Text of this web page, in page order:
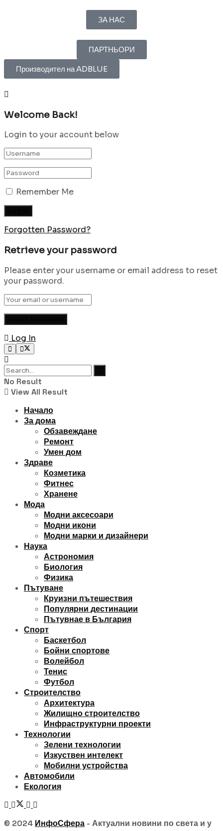
ЗА НАС
ПАРТНЬОРИ
Производител на ADBLUE
Welcome Back!
Login to your account below
Remember Me
Forgotten Password?
Retrieve your password
Please enter your username or email address to reset
your password.
Log In
No Result
View All Result
Начало
За дома
Обзавеждане
Ремонт
Умен дом
Здраве
Козметика
Фитнес
Хранене
Мода
Модни аксесоари
Модни икони
Модни марки и дизайнери
Наука
Астрономия
Биология
Физика
Пътуване
Круизни пътешествия
Популярни дестинации
Пътувнае в България
Спорт
Баскетбол
Бойни спортове
Волейбол
Тенис
Футбол
Строителство
Архитектура
Жилищно строителство
Инфраструктурни проекти
Технологии
Зелени технологии
Изкуствен интелект
Мобилни устройства
Автомобили
Екология
© 2024 ИнфоСфера - Актуални новини по света и у